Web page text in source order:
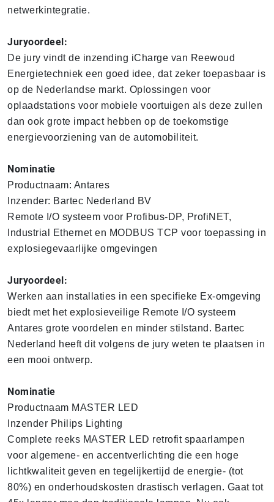
netwerkintegratie.
Juryoordeel:
De jury vindt de inzending iCharge van Reewoud
Energietechniek een goed idee, dat zeker toepasbaar is
op de Nederlandse markt. Oplossingen voor
oplaadstations voor mobiele voortuigen als deze zullen
dan ook grote impact hebben op de toekomstige
energievoorziening van de automobiliteit.
Nominatie
Productnaam: Antares
Inzender: Bartec Nederland BV
Remote I/O systeem voor Profibus-DP, ProfiNET,
Industrial Ethernet en MODBUS TCP voor toepassing in
explosiegevaarlijke omgevingen
Juryoordeel:
Werken aan installaties in een specifieke Ex-omgeving
biedt met het explosieveilige Remote I/O systeem
Antares grote voordelen en minder stilstand. Bartec
Nederland heeft dit volgens de jury weten te plaatsen in
een mooi ontwerp.
Nominatie
Productnaam MASTER LED
Inzender Philips Lighting
Complete reeks MASTER LED retrofit spaarlampen
voor algemene- en accentverlichting die een hoge
lichtkwaliteit geven en tegelijkertijd de energie- (tot
80%) en onderhoudskosten drastisch verlagen. Gaat tot